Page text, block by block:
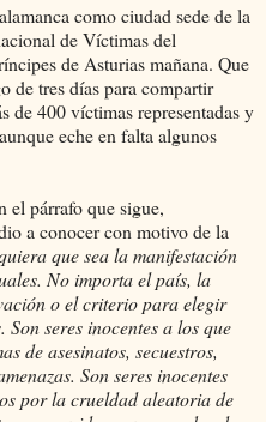
como ciudad sede de la
de Víctimas del
de Asturias mañana. Que
de tres días para compartir
de 400 víctimas representadas y
eche en falta algunos
el párrafo que sigue,
a conocer con motivo de la
que sea la manifestación
No importa el país, la
o el criterio para elegir
seres inocentes a los que
de asesinatos, secuestros,
Son seres inocentes
por la crueldad aleatoria de